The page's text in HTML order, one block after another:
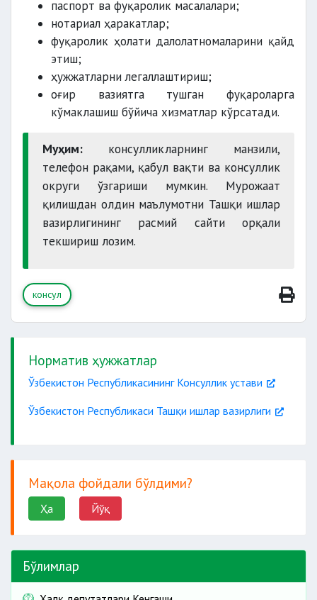
паспорт ва фуқаролик масалалари;
нотариал ҳаракатлар;
фуқаролик ҳолати далолатномаларини қайд
этиш;
ҳужжатларни легаллаштириш;
оғир вазиятга тушган фуқароларга
кўмаклашиш бўйича хизматлар кўрсатади.
Муҳим: консулликларнинг манзили,
телефон рақами, қабул вақти ва консуллик
округи ўзгариши мумкин. Мурожаат
қилишдан олдин маълумотни Ташқи ишлар
вазирлигининг расмий сайти орқали
текшириш лозим.
консул
Норматив ҳужжатлар
Ўзбекистон Республикасининг Консуллик устави
Ўзбекистон Республикаси Ташқи ишлар вазирлиги
Мақола фойдали бўлдими?
Ҳа Йўқ
Бўлимлар